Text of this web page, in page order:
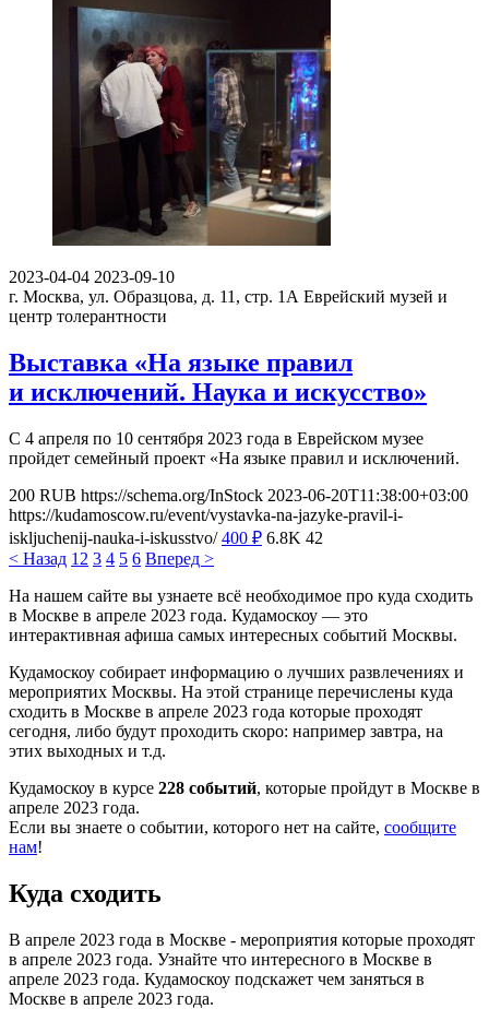
2023-04-04 2023-09-10
г. Москва, ул. Образцова, д. 11, стр. 1А Еврейский музей и
центр толерантности
Выставка «На языке правил
и исключений. Наука и искусство»
С 4 апреля по 10 сентября 2023 года в Еврейском музее
пройдет семейный проект «На языке правил и исключений.
200 RUB https://schema.org/InStock 2023-06-20T11:38:00+03:00
https://kudamoscow.ru/event/vystavka-na-jazyke-pravil-i-
iskljuchenij-nauka-i-iskusstvo/ 400 ₽ 6.8K 42
< Назад 1 2 3 4 5 6 Вперед >
На нашем сайте вы узнаете всё необходимое про куда сходить
в Москве в апреле 2023 года. Кудамоскоу — это
интерактивная афиша самых интересных событий Москвы.
Кудамоскоу собирает информацию о лучших развлечениях и
мероприятих Москвы. На этой странице перечислены куда
сходить в Москве в апреле 2023 года которые проходят
сегодня, либо будут проходить скоро: например завтра, на
этих выходных и т.д.
Кудамоскоу в курсе 228 событий, которые пройдут в Москве в
апреле 2023 года.
Если вы знаете о событии, которого нет на сайте, сообщите
нам!
Куда сходить
В апреле 2023 года в Москве - мероприятия которые проходят
в апреле 2023 года. Узнайте что интересного в Москве в
апреле 2023 года. Кудамоскоу подскажет чем заняться в
Москве в апреле 2023 года.